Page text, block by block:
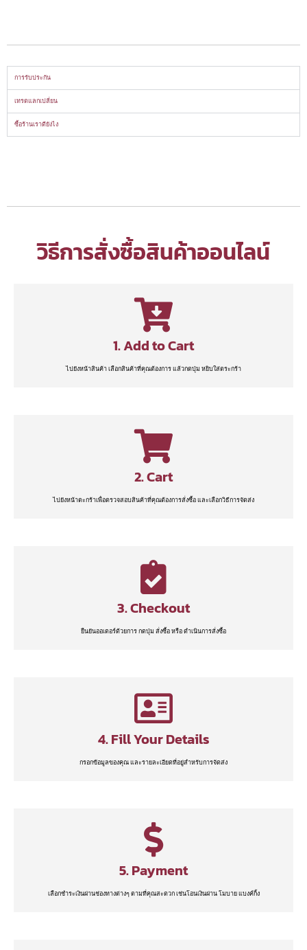
การรับประกัน
เทรดแลกเปลี่ยน
ซื้อร้านเราดียังไง
วิธีการสั่งซื้อสินค้าออนไลน์
1. Add to Cart
ไปยังหน้าสินค้า เลือกสินค้าที่คุณต้องการ แล้วกดปุ่ม หยิบใส่ตระกร้า
2. Cart
ไปยังหน้าตะกร้าเพื่อตรวจสอบสินค้าที่คุณต้องการสั่งซื้อ และเลือกวิธีการจัดส่ง
3. Checkout
ยืนยันออเดอร์ด้วยการ กดปุ่ม สั่งซื้อ หรือ ดำเนินการสั่งซื้อ
4. Fill Your Details
กรอกข้อมูลของคุณ และรายละเอียดที่อยู่สำหรับการจัดส่ง
5. Payment
เลือกชำระเงินผ่านช่องทางต่างๆ ตามที่คุณสะดวก เช่นโอนเงินผ่าน โมบาย แบงค์กิ้ง